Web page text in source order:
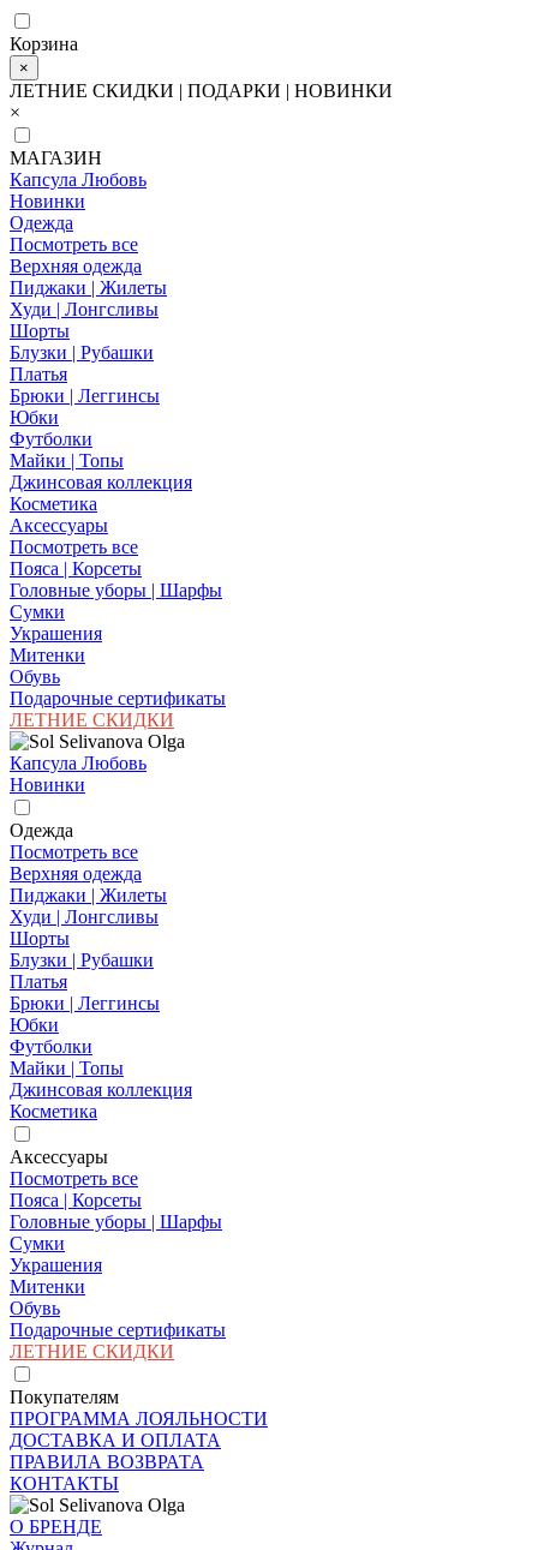
Корзина
×
ЛЕТНИЕ СКИДКИ | ПОДАРКИ | НОВИНКИ
×
МАГАЗИН
Капсула Любовь
Новинки
Одежда
Посмотреть все
Верхняя одежда
Пиджаки | Жилеты
Худи | Лонгсливы
Шорты
Блузки | Рубашки
Платья
Брюки | Леггинсы
Юбки
Футболки
Майки | Топы
Джинсовая коллекция
Косметика
Аксессуары
Посмотреть все
Пояса | Корсеты
Головные уборы | Шарфы
Сумки
Украшения
Митенки
Обувь
Подарочные сертификаты
ЛЕТНИЕ СКИДКИ
Капсула Любовь
Новинки
Одежда
Посмотреть все
Верхняя одежда
Пиджаки | Жилеты
Худи | Лонгсливы
Шорты
Блузки | Рубашки
Платья
Брюки | Леггинсы
Юбки
Футболки
Майки | Топы
Джинсовая коллекция
Косметика
Аксессуары
Посмотреть все
Пояса | Корсеты
Головные уборы | Шарфы
Сумки
Украшения
Митенки
Обувь
Подарочные сертификаты
ЛЕТНИЕ СКИДКИ
Покупателям
ПРОГРАММА ЛОЯЛЬНОСТИ
ДОСТАВКА И ОПЛАТА
ПРАВИЛА ВОЗВРАТА
КОНТАКТЫ
О БРЕНДЕ